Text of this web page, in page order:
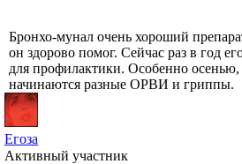
Бронхо-мунал очень хороший
он здорово помог. Сейчас раз в год
для профилактики. Особенно осенью,
начинаются разные ОРВИ и гриппы.
Егоза
Активный участник